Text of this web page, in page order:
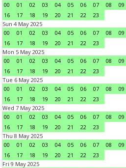
00
01 02 03 04 05 06 07 08 09
16
17 18 19 20 21 22
23
Sun 4 May 2025
00
01 02 03 04 05 06 07 08 09
16
17 18 19 20 21 22
23
Mon 5 May 2025
00
01 02 03 04 05 06 07 08 09
16
17 18 19 20 21 22
23
Tue 6 May 2025
00
01 02 03 04 05 06 07 08 09
16
17 18 19 20 21 22
23
Wed 7 May 2025
00
01 02 03 04 05 06 07 08 09
16
17 18 19 20 21 22
23
Thu 8 May 2025
00
01 02 03 04 05 06 07 08 09
16
17 18 19 20 21 22
23
Fri 9 May 2025